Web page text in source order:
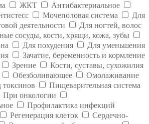
ЖКТ
Антибактериальное
Мочеполовая система
Для
деятельности
Для ногтей, волос
сосуды, кости, хрящи, кожа, зубы
Для похудения
Для уменьшения
Зачатие, беременность и кормление
Зрение
Кости, суставы, сухожилия
Обезболивающее
Омолаживание
Пищеварительная система
При онкологии
Профилактика инфекций
Регенерация клеток
Сердечно-